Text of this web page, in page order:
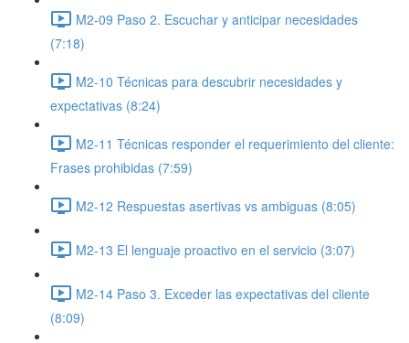
M2-09 Paso 2. Escuchar y anticipar necesidades
(7:18)
M2-10 Técnicas para descubrir necesidades y
expectativas (8:24)
M2-11 Técnicas responder el requerimiento del cliente:
Frases prohibidas (7:59)
M2-12 Respuestas asertivas vs ambiguas (8:05)
M2-13 El lenguaje proactivo en el servicio (3:07)
M2-14 Paso 3. Exceder las expectativas del cliente
(8:09)